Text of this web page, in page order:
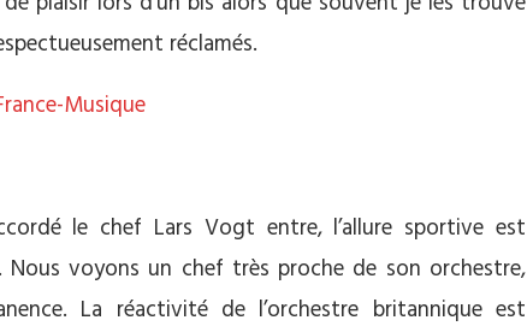
réclamés.
Musique
le chef Lars Vogt entre, l’allure sportive est
voyons un chef très proche de son orchestre,
La réactivité de l’orchestre britannique est